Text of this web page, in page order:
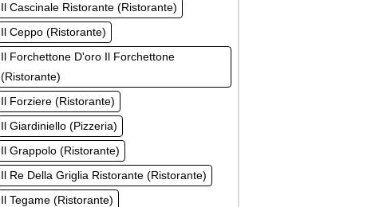
Il Cascinale Ristorante (Ristorante)
Il Ceppo (Ristorante)
Il Forchettone D'oro Il Forchettone
(Ristorante)
Il Forziere (Ristorante)
Il Giardiniello (Pizzeria)
Il Grappolo (Ristorante)
Il Re Della Griglia Ristorante (Ristorante)
Il Tegame (Ristorante)